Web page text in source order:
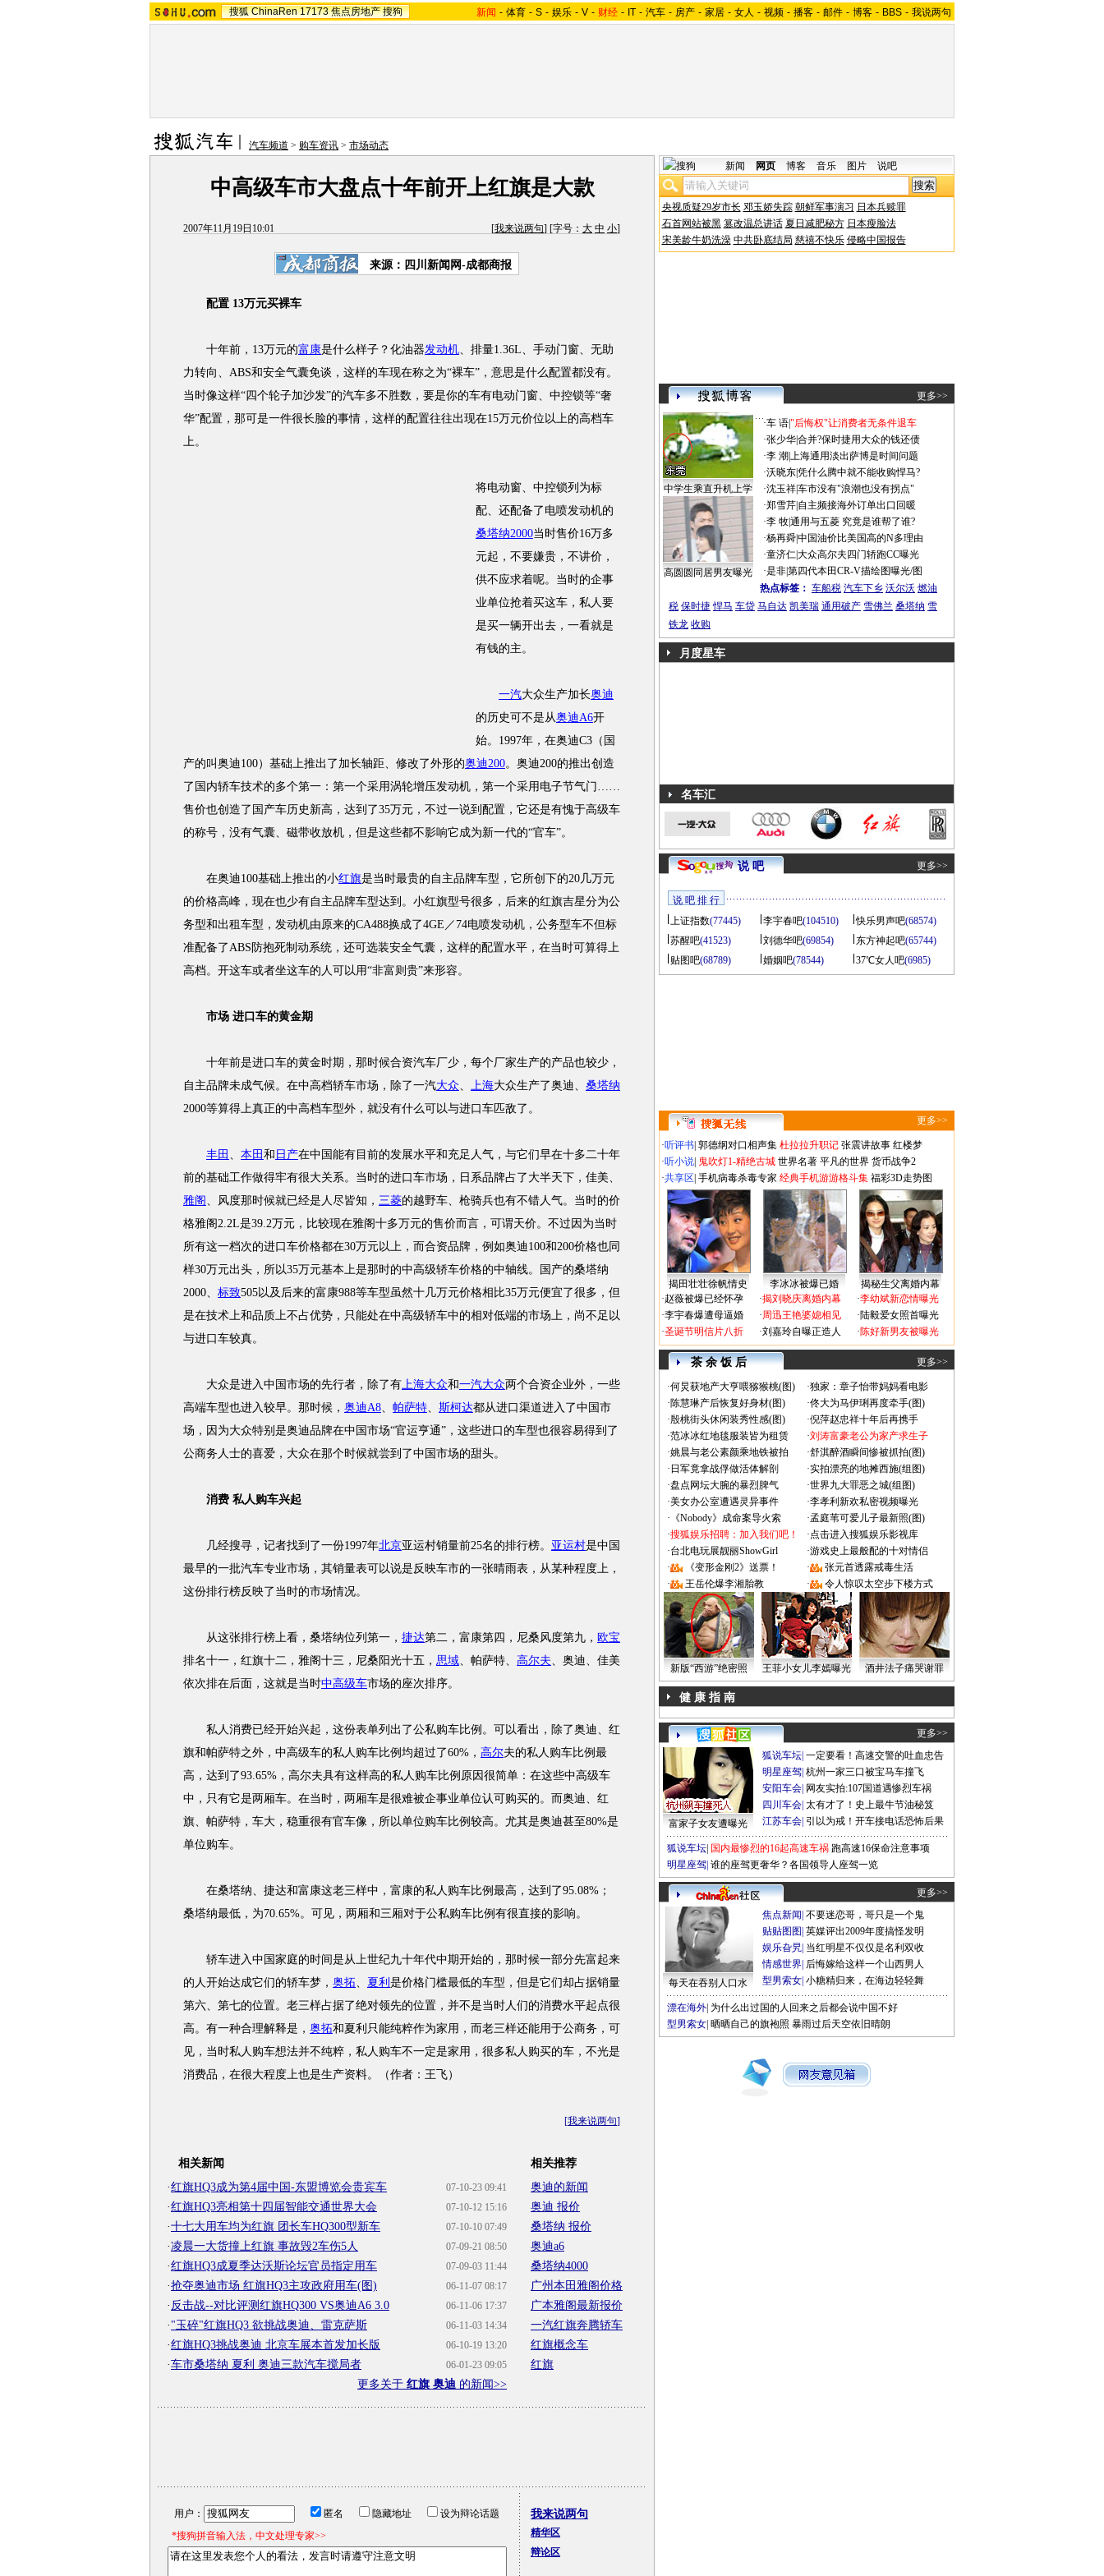
搜狐 ChinaRen 17173 焦点房地产 搜狗 新闻 - 体育 - S - 娱乐 - V - 财经 - IT - 汽车 - 房产 - 家居 - 女人 - 视频 - 播客 - 邮件 - 博客 - BBS - 我说两句
汽车频道 > 购车资讯 > 市场动态
中高级车市大盘点十年前开上红旗是大款
2007年11月19日10:01 [我来说两句] [字号： 大 中 小]
来源：四川新闻网-成都商报
配置 13万元买裸车
十年前，13万元的富康是什么样子？化油器发动机、排量1.36L、手动门窗、无助
力转向、ABS和安全气囊免谈，这样的车现在称之为“裸车”，意思是什么配置都没有。
当时像这样“四个轮子加沙发”的汽车多不胜数，要是你的车有电动门窗、中控锁等“奢
华”配置，那可是一件很长脸的事情，这样的配置往往出现在15万元价位以上的高档车
上。
将电动窗、中控锁列为标
配、还配备了电喷发动机的
桑塔纳2000当时售价16万多
元起，不要嫌贵，不讲价，
供不应求着呢。当时的企事
业单位抢着买这车，私人要
是买一辆开出去，一看就是
有钱的主。
一汽大众生产加长奥迪
的历史可不是从奥迪A6开
始。1997年，在奥迪C3（国
产的叫奥迪100）基础上推出了加长轴距、修改了外形的奥迪200。奥迪200的推出创造
了国内轿车技术的多个第一：第一个采用涡轮增压发动机，第一个采用电子节气门……
售价也创造了国产车历史新高，达到了35万元，不过一说到配置，它还是有愧于高级车
的称号，没有气囊、磁带收放机，但是这些都不影响它成为新一代的“官车”。
在奥迪100基础上推出的小红旗是当时最贵的自主品牌车型，它所创下的20几万元
的价格高峰，现在也少有自主品牌车型达到。小红旗型号很多，后来的红旗吉星分为公
务型和出租车型，发动机由原来的CA488换成了4GE／74电喷发动机，公务型车不但标
准配备了ABS防抱死制动系统，还可选装安全气囊，这样的配置水平，在当时可算得上
高档。开这车或者坐这车的人可以用“非富则贵”来形容。
市场 进口车的黄金期
十年前是进口车的黄金时期，那时候合资汽车厂少，每个厂家生产的产品也较少，
自主品牌未成气候。在中高档轿车市场，除了一汽大众、 上海大众生产了奥迪、 桑塔纳
2000等算得上真正的中高档车型外，就没有什么可以与进口车匹敌了。
丰田 、 本田 和 日产在中国能有目前的发展水平和充足人气，与它们早在十多二十年
前的基础工作做得牢有很大关系。当时的进口车市场，日系品牌占了大半天下，佳美、
雅阁 、风度那时候就已经是人尽皆知， 三菱的越野车、枪骑兵也有不错人气。当时的价
格雅阁2.2L是39.2万元，比较现在雅阁十多万元的售价而言，可谓天价。不过因为当时
所有这一档次的进口车价格都在30万元以上，而合资品牌，例如奥迪100和200价格也同
样30万元出头，所以35万元基本上是那时的中高级轿车价格的中轴线。国产的桑塔纳
2000、 标致505以及后来的富康988等车型虽然十几万元价格相比35万元便宜了很多，但
是在技术上和品质上不占优势，只能处在中高级轿车中的相对低端的市场上，尚不足以
与进口车较真。
大众是进入中国市场的先行者，除了有上海大众和一汽大众两个合资企业外，一些
高端车型也进入较早。那时候， 奥迪A8、 帕萨特、 斯柯达都从进口渠道进入了中国市
场，因为大众特别是奥迪品牌在中国市场“官运亨通”，这些进口的车型也很容易得到了
公商务人士的喜爱，大众在那个时候就尝到了中国市场的甜头。
消费 私人购车兴起
几经搜寻，记者找到了一份1997年北京亚运村销量前25名的排行榜。 亚运村是中国
最早的一批汽车专业市场，其销量表可以说是反映车市的一张晴雨表，从某种程度上，
这份排行榜反映了当时的市场情况。
从这张排行榜上看，桑塔纳位列第一， 捷达第二，富康第四，尼桑风度第九， 欧宝
排名十一，红旗十二，雅阁十三，尼桑阳光十五， 思域、帕萨特、 高尔夫、奥迪、佳美
依次排在后面，这就是当时中高级车市场的座次排序。
私人消费已经开始兴起，这份表单列出了公私购车比例。可以看出，除了奥迪、红
旗和帕萨特之外，中高级车的私人购车比例均超过了60%， 高尔夫的私人购车比例最
高，达到了93.65%，高尔夫具有这样高的私人购车比例原因很简单：在这些中高级车
中，只有它是两厢车。在当时，两厢车是很难被企事业单位认可购买的。而奥迪、红
旗、帕萨特，车大，稳重很有官车像，所以单位购车比例较高。尤其是奥迪甚至80%是
单位购车。
在桑塔纳、捷达和富康这老三样中，富康的私人购车比例最高，达到了95.08%；
桑塔纳最低，为70.65%。可见，两厢和三厢对于公私购车比例有很直接的影响。
轿车进入中国家庭的时间是从上世纪九十年代中期开始的，那时候一部分先富起来
的人开始达成它们的轿车梦， 奥拓、 夏利 是价格门槛最低的车型，但是它们却占据销量
第六、第七的位置。老三样占据了绝对领先的位置，并不是当时人们的消费水平起点很
高。有一种合理解释是， 奥拓和夏利只能纯粹作为家用，而老三样还能用于公商务，可
见，当时私人购车想法并不纯粹，私人购车不一定是家用，很多私人购买的车，不光是
消费品，在很大程度上也是生产资料。（作者：王飞）
[我来说两句]
相关新闻
07-10-23 09:41
·红旗HQ3成为第4届中国-东盟博览会贵宾车
07-10-12 15:16
·红旗HQ3亮相第十四届智能交通世界大会
07-10-10 07:49
·十七大用车均为红旗 团长车HQ300型新车
07-09-21 08:50
·凌晨一大货撞上红旗 事故毁2车伤5人
07-09-03 11:44
·红旗HQ3成夏季达沃斯论坛官员指定用车
06-11-07 08:17
·抢夺奥迪市场 红旗HQ3主攻政府用车(图)
06-11-06 17:37
· 反击战--对比评测红旗HQ300 VS奥迪A6 3.0
06-11-03 14:34
· "玉碎"红旗HQ3 欲挑战奥迪、雷克萨斯
06-10-19 13:20
·红旗HQ3挑战奥迪 北京车展本首发加长版
06-01-23 09:05
·车市桑塔纳 夏利 奥迪三款汽车搅局者
更多关于 红旗 奥迪 的新闻>>
相关推荐
奥迪的新闻
奥迪 报价
桑塔纳 报价
奥迪a6
桑塔纳4000
广州本田雅阁价格
广本雅阁最新报价
一汽红旗奔腾轿车
红旗概念车
红旗
用户： 匿名 隐藏地址
设为辩论话题
*搜狗拼音输入法，中文处理专家>>
我来说两句
精华区
辩论区
新闻 网页 博客 音乐 图片 说吧
央视质疑29岁市长 邓玉娇失踪 朝鲜军事演习 日本兵赎罪
石首网站被黑 篡改温总讲话 夏日减肥秘方 日本瘦脸法
宋美龄牛奶洗澡 中共卧底结局 慈禧不快乐 侵略中国报告
更多>>
中学生乘直升机上学
高圆圆同居男友曝光
·车 语|"后悔权"让消费者无条件退车
·张少华|合并?保时捷用大众的钱还债
·李 潮 上海通用淡出萨博是时间问题
·沃晓东|凭什么腾中就不能收购悍马?
·沈玉祥|车市没有"浪潮也没有拐点"
·郑雪芹| 自主频接海外订单出口回暖
·李 牧|通用与五菱 究竟是谁帮了谁?
·杨再舜|中国油价比美国高的N多理由
·童济仁|大众高尔夫四门轿跑CC曝光
·是非|第四代本田CR-V描绘图曝光/图
热点标签： 车船税 汽车下乡 沃尔沃 燃油
税 保时捷 悍马 车贷 马自达 凯美瑞 通用破产 雪佛兰 桑塔纳 雪
铁龙 收购
月度星车
名车汇
说 吧 更多>>
说 吧 排 行
上证指数(77445) 李宇春吧(104510) 快乐男声吧(68574)
苏醒吧(41523) 刘德华吧(69854) 东方神起吧(65744)
贴图吧(68789) 婚姻吧(78544) 37℃女人吧(6985)
更多>>
·听评书 郭德纲对口相声集 杜拉拉升职记 张震讲故事 红楼梦
·听小说 鬼吹灯1-精绝古城 世界名著 平凡的世界 货币战争2
·共享区 手机病毒杀毒专家 经典手机游游格斗集 福彩3D走势图
揭田壮壮徐帆情史 李冰冰被爆已婚
揭秘生父离婚内幕
·赵薇被爆已经怀孕
·李宇春爆遭母逼婚
·圣诞节明信片八折
·揭刘晓庆离婚内幕
·周迅王艳婆媳相见
·刘嘉玲自曝正造人
·李幼斌新恋情曝光
·陆毅爱女照首曝光
·陈好新男友被曝光
茶 余 饭 后 更多>>
·何炅获地产大亨喂猕猴桃(图) ·独家：章子怡带妈妈看电影
·陈慧琳产后恢复好身材(图) ·佟大为马伊琍再度牵手(图)
·殷桃街头休闲装秀性感(图) ·倪萍赵忠祥十年后再携手
·范冰冰红地毯服装皆为租赁 ·刘涛富豪老公为家产求生子
·姚晨与老公素颜乘地铁被拍 ·舒淇醉酒瞬间惨被抓拍(图)
· 日军竟拿战俘做活体解剖 ·实拍漂亮的地摊西施(组图)
·盘点网坛大腕的暴烈脾气 ·世界九大罪恶之城(组图)
·美女办公室遭遇灵异事件 ·李孝利新欢私密视频曝光
· 《Nobody》成命案导火索 ·孟庭苇可爱儿子最新照(图)
·搜狐娱乐招聘：加入我们吧！ ·点击进入搜狐娱乐影视库
·台北电玩展靓丽ShowGirl ·游戏史上最般配的十对情侣
·
《变形金刚2》送票！ ·
张元首透露戒毒生活
·
王岳伦爆李湘胎教 · 令人惊叹太空步下楼方式
新版“西游”绝密照 王菲小女儿李嫣曝光 酒井法子痛哭谢罪
健 康 指 南
更多>>
富家子女友遭曝光
狐说车坛 一定要看！高速交警的吐血忠告
明星座驾 杭州一家三口被宝马车撞飞
安阳车会 网友实拍:107国道遇惨烈车祸
四川车会 太有才了！史上最牛节油秘笈
江苏车会 引以为戒！开车接电话恐怖后果
狐说车坛 国内最惨烈的16起高速车祸 跑高速16保命注意事项
明星座驾 谁的座驾更奢华？各国领导人座驾一览
更多>>
每天在吞别人口水
焦点新闻 不要迷恋哥，哥只是一个鬼
贴贴图图 英媒评出2009年度搞怪发明
娱乐旮旯 当红明星不仅仅是名利双收
情感世界 后悔嫁给这样一个山西男人
型男索女 小糖精归来，在海边轻轻舞
漂在海外 为什么出过国的人回来之后都会说中国不好
型男索女 晒晒自己的旗袍照 暴雨过后天空依旧晴朗